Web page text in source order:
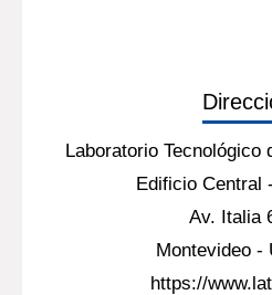
Laboratorio Tecnológico
Edificio Central
Av. Italia
Montevideo -
https://